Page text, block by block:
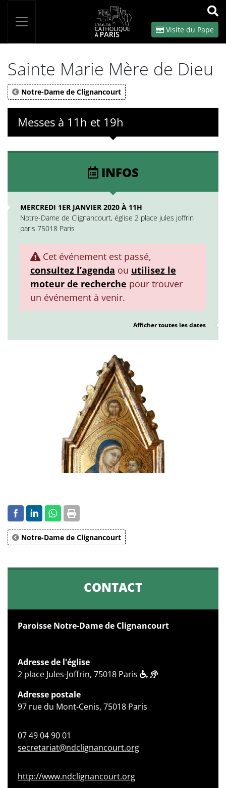
OK
Visite du Pape
Sainte Marie Mère de Dieu
Notre-Dame de Clignancourt
Messes à 11h et 19h
INFOS
MERCREDI 1ER JANVIER 2020 À 11H
Notre-Dame de Clignancourt, église 2 place jules joffrin
paris 75018 Paris
Cet événement est passé,
consultez l’agenda ou utilisez le
moteur de recherche pour trouver
un événement à venir.
Afficher toutes les dates
Notre-Dame de Clignancourt
CONTACT
Paroisse Notre-Dame de Clignancourt
Adresse de l'église
2 place Jules-Joffrin, 75018 Paris
Adresse postale
97 rue du Mont-Cenis, 75018 Paris
07 49 04 90 01
secretariat@ndclignancourt.org
http://www.ndclignancourt.org
Panneau de gestion des cookies